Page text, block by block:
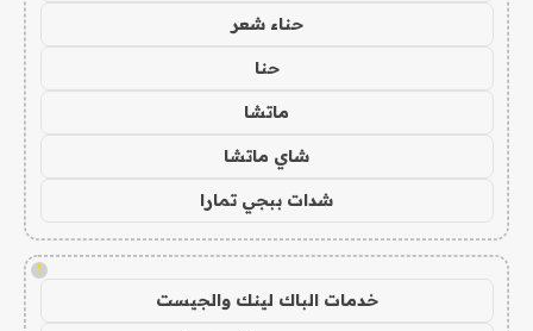
حناء شعر
حنا
ماتشا
شاي ماتشا
شدات ببجي تمارا
!
خدمات الباك لينك والجيست